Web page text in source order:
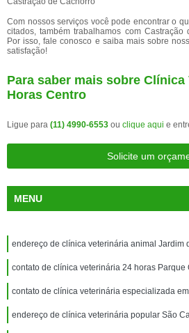
Com nossos serviços você pode encontrar o
citados, também trabalhamos com
Por isso, fale conosco e saiba mais sobre
satisfação!
Para saber mais sobre Clínica
Horas Centro
Ligue para (11) 4990-6553 ou clique aqui e
Solicite um
MENU
endereço de clínica veterinária animal Jardim
contato de clínica veterinária 24 horas Parque
contato de clínica veterinária especializada
endereço de clínica veterinária popular São